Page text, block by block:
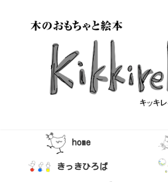
home
きっきひろば